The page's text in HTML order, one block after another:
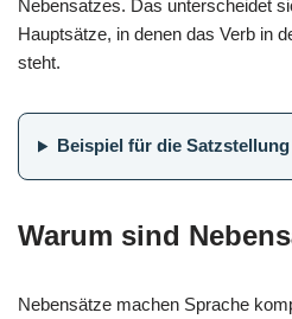
Nebensatzes. Das unterscheidet
Hauptsätze, in denen das Verb in
steht.
Beispiel für die Satzstellung
Warum sind
Nebensätze machen Sprache